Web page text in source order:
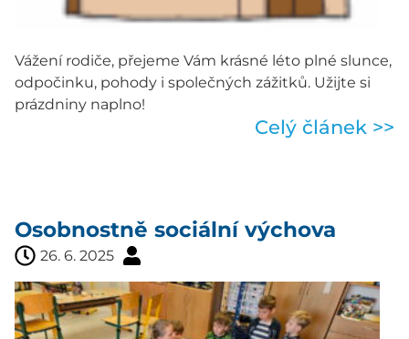
Vážení rodiče, přejeme Vám krásné léto plné slunce,
odpočinku, pohody i společných zážitků. Užijte si
prázdniny naplno!
Celý článek >>
Osobnostně sociální výchova
26. 6. 2025